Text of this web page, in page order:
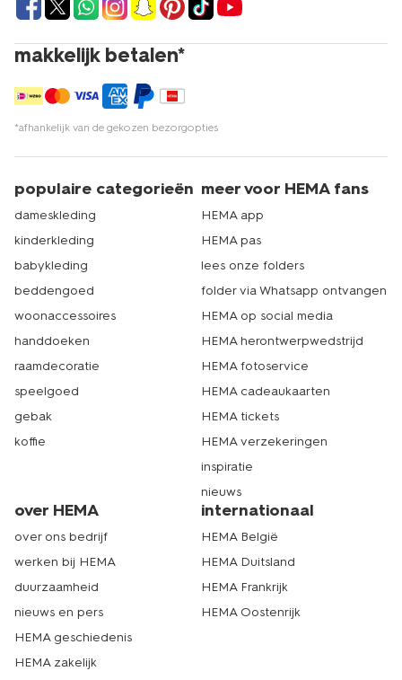
makkelijk betalen*
*afhankelijk van de gekozen bezorgopties
populaire categorieën
dameskleding
kinderkleding
babykleding
beddengoed
woonaccessoires
handdoeken
raamdecoratie
speelgoed
gebak
koffie
meer voor HEMA fans
HEMA app
HEMA pas
lees onze folders
folder via Whatsapp ontvangen
HEMA op social media
HEMA herontwerpwedstrijd
HEMA fotoservice
HEMA cadeaukaarten
HEMA tickets
HEMA verzekeringen
inspiratie
nieuws
over HEMA
over ons bedrijf
werken bij HEMA
duurzaamheid
nieuws en pers
HEMA geschiedenis
HEMA zakelijk
internationaal
HEMA België
HEMA Duitsland
HEMA Frankrijk
HEMA Oostenrijk